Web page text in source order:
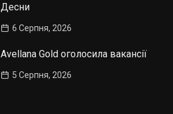
Десни
6 Серпня, 2026
Avellana Gold оголосила вакансії
5 Серпня, 2026